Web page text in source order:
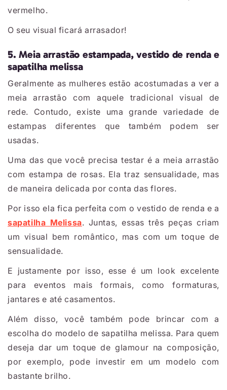
vermelho.
O seu visual ficará arrasador!
5. Meia arrastão estampada, vestido de renda e
sapatilha melissa
Geralmente as mulheres estão acostumadas a ver a
meia arrastão com aquele tradicional visual de
rede. Contudo, existe uma grande variedade de
estampas diferentes que também podem ser
usadas.
Uma das que você precisa testar é a meia arrastão
com estampa de rosas. Ela traz sensualidade, mas
de maneira delicada por conta das flores.
Por isso ela fica perfeita com o vestido de renda e a
sapatilha Melissa. Juntas, essas três peças criam
um visual bem romântico, mas com um toque de
sensualidade.
E justamente por isso, esse é um look excelente
para eventos mais formais, como formaturas,
jantares e até casamentos.
Além disso, você também pode brincar com a
escolha do modelo de sapatilha melissa. Para quem
deseja dar um toque de glamour na composição,
por exemplo, pode investir em um modelo com
bastante brilho.